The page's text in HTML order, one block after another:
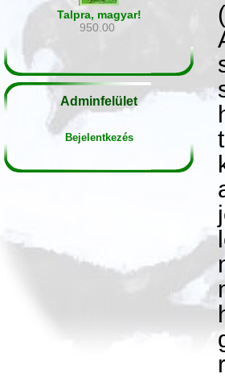
Talpra, magyar!
950.00
Adminfelület
Bejelentkezés